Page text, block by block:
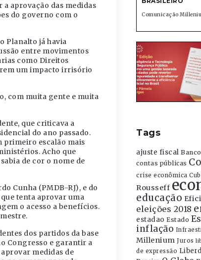
aprovação das medidas
do governo com o
Planalto já havia
entre movimentos
como Direitos
um impacto irrisório
com muita gente e muita
que criticava a
do ano passado.
primeiro escalão mais
Acho que
de cor o nome de
Cunha (PMDB-RJ), e do
tenta aprovar uma
o acesso a benefícios.
dos partidos da base
Congresso e garantir a
medidas de
Comunicação
Tags
ajuste fiscal
contas públicas
crise econômica
Rousseff
educação
eleições 2018
estadao Estado
inflação
Millenium Juros
de expressão